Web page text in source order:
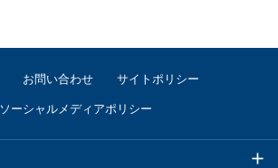
お問い合わせ サイトポリシー
ソーシャルメディアポリシー